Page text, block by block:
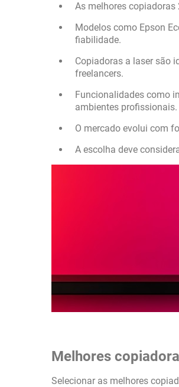
As melhores
Modelos como Epson
fiabilidade.
Copiadoras a laser são
freelancers.
Funcionalidades como
ambientes profissionais.
O mercado evolui com
A escolha deve
Melhores
Selecionar as melhores